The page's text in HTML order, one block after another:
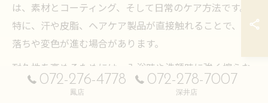
は、素材とコーティング、そして日常のケア方法です。
特に、汗や皮脂、ヘアケア製品が直接触れることで、色
落ちや変色が進む場合があります。
耐久性を高めるためには、入浴時や洗顔時に強く擦らな
いこと、髪を下ろした状態で摩擦を避けることが有効で
072-276-4778
鳳店
072-278-7007
深井店